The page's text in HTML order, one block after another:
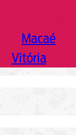
Macaé
Vitória